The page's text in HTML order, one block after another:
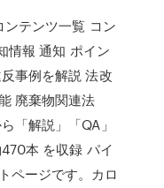
テンツ一覧 コン
情報 通知 ポイン
事例を解説 法改
廃棄物関連法
「解説」「QA」
本 を収録 パイ
ページです。カロ